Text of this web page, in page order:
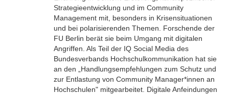
Strategieentwicklung und im Community
Management mit, besonders in Krisensituationen
und bei polarisierenden Themen. Forschende der
FU Berlin berät sie beim Umgang mit digitalen
Angriffen. Als Teil der IQ Social Media des
Bundesverbands Hochschulkommunikation hat sie
an den „Handlungsempfehlungen zum Schutz und
zur Entlastung von Community Manager*innen an
Hochschulen" mitgearbeitet. Digitale Anfeindungen